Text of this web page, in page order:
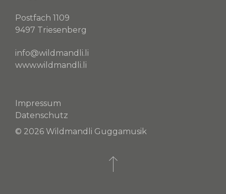
Postfach 1109
9497 Triesenberg
info@wildmandli.li
www.wildmandli.li
Impressum
Datenschutz
© 2026 Wildmandli Guggamusik